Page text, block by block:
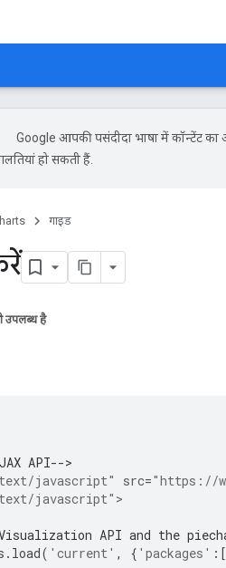
Google आपकी पसंदीदा भाषा में कॉन्टेंट
हो सकती हैं.
गाइड
उपलब्ध है
API-->
javascript" src="https://
javascript" >
API and the
. load( 'current' , { 'packages' :[